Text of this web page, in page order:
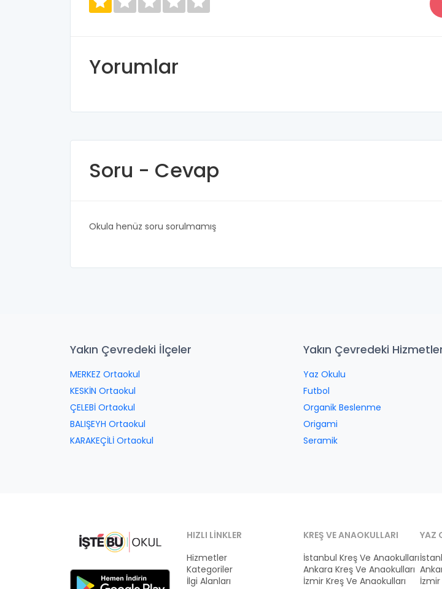
Yorumlar
Soru - Cevap
Okula henüz soru sorulmamış
Yakın Çevredeki İlçeler
MERKEZ Ortaokul
KESKİN Ortaokul
ÇELEBİ Ortaokul
BALIŞEYH Ortaokul
KARAKEÇİLİ Ortaokul
Yakın Çevredeki
Yaz Okulu
Futbol
Organik Beslenme
Origami
Seramik
HIZLI LINKLER
Hizmetler
Kategoriler
İlgi Alanları
KREŞ VE ANAOKULLARI
İstanbul Kreş Ve Anaokulları
Ankara Kreş Ve Anaokulları
İzmir Kreş Ve Anaokulları
YAZ
İzmir